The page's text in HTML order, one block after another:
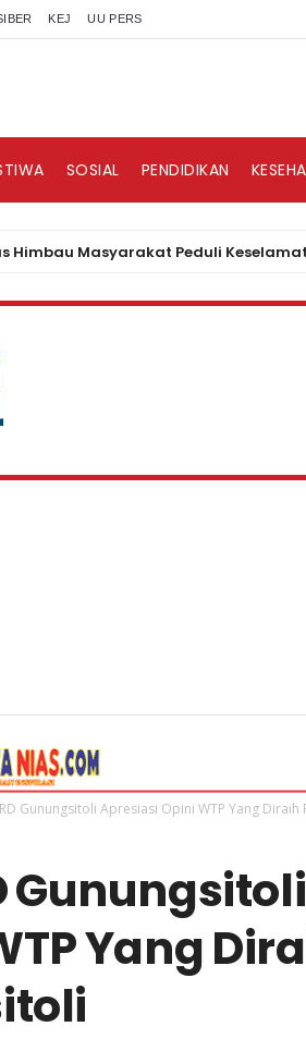
KEJ UU PERS
SOSIAL PENDIDIKAN
Masyarakat Peduli Keselamatan
Gunungsitoli Apresiasi Opini WTP Yang Diraih
Gunungsitoli
Yang